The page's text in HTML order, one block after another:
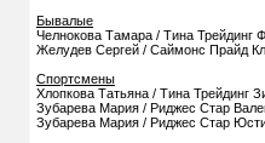
Бывалые
Челнокова Тамара / Тина Трейдинг
Желудев Сергей / Саймонс Прайд
Спортсмены
Хлопкова Татьяна / Тина Трейдинг
Зубарева Мария / Риджес Стар
Зубарева Мария / Риджес Стар